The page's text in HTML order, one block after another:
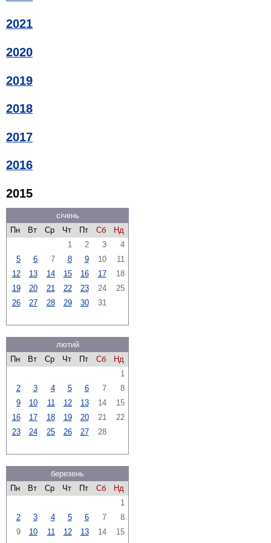
2021
2020
2019
2018
2017
2016
2015
січень
Пн
Вт Ср Чт Пт Сб
Нд
1
2 3
4
5
6 7 8 9 10
11
12
13 14 15 16 17
18
19
20 21 22 23 24
25
26
27 28 29 30 31
лютий
Пн
Вт Ср Чт Пт Сб
Нд
1
2
3 4 5 6 7
8
9
10 11 12 13 14
15
16
17 18 19 20 21
22
23
24 25 26 27 28
березень
Пн
Вт Ср Чт Пт Сб
Нд
1
2
3 4 5 6 7
8
9
10 11 12 13 14
15